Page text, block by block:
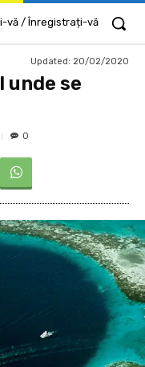
vă / Înregistrați-vă
Updated: 20/02/2020
unde se
0